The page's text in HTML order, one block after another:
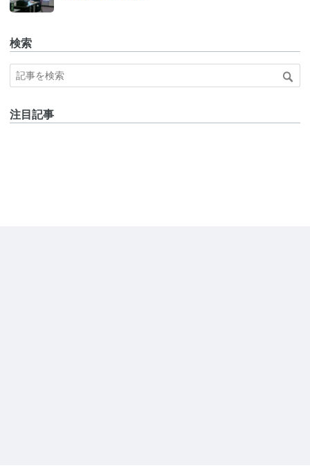
検索
注目記事